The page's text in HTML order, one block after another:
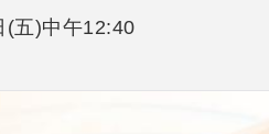
(五)中午12:40